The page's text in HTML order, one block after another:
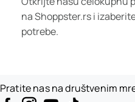
na Shoppster.rs i
potrebe.
Pratite nas na društvenim